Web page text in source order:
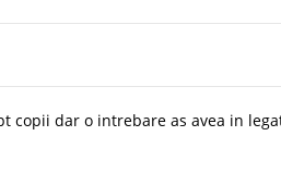
copii dar o intrebare as avea in